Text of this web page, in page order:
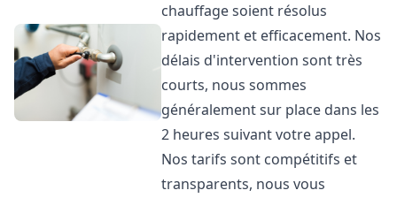
chauffage soient résolus
rapidement et efficacement. Nos
délais d'intervention sont très
courts, nous sommes
généralement sur place dans les
2 heures suivant votre appel.
Nos tarifs sont compétitifs et
transparents, nous vous